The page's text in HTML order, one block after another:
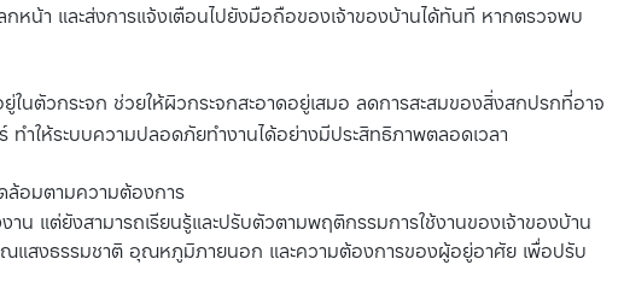
หน้า และส่งการแจ้งเตือนไปยังมือถือของเจ้าของบ้านได้ทันที หากตรวจพบ
นตัวกระจก ช่วยให้ผิวกระจกสะอาดอยู่เสมอ ลดการสะสมของสิ่งสกปรกที่อาจ
ทำให้ระบบความปลอดภัยทำงานได้อย่างมีประสิทธิภาพตลอดเวลา
ล้อมตามความต้องการ
น แต่ยังสามารถเรียนรู้และปรับตัวตามพฤติกรรมการใช้งานของเจ้าของบ้าน
ณแสงธรรมชาติ อุณหภูมิภายนอก และความต้องการของผู้อยู่อาศัย เพื่อปรับ